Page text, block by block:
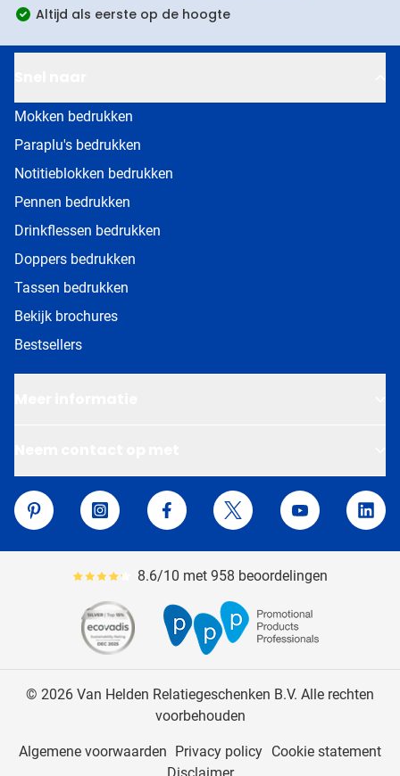
Altijd als eerste op de hoogte
Mokken bedrukken
Paraplu's bedrukken
Notitieblokken bedrukken
Pennen bedrukken
Drinkflessen bedrukken
Doppers bedrukken
Tassen bedrukken
Bekijk brochures
Bestsellers
Van Helden Relatiegeschenken
Pinterest
Instagram Facebook Twitter YouTube
Gemiddeld reviewpercentage is 86
8.6/10 met 958 beoordelingen
© 2026 Van Helden Relatiegeschenken B.V. Alle rechten
voorbehouden
Algemene voorwaarden Privacy policy Cookie statement